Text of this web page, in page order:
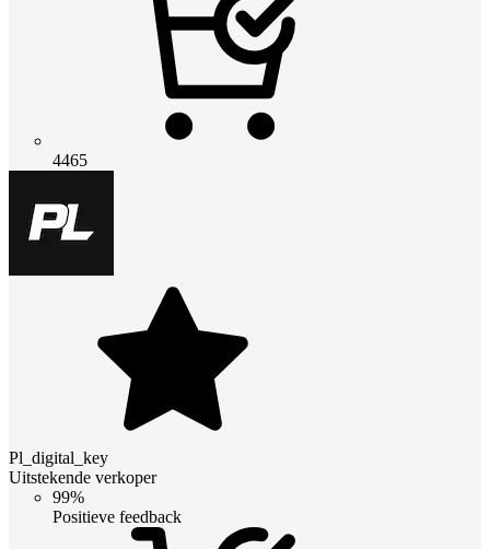
4465
Pl_digital_key
Uitstekende verkoper
99%
Positieve feedback